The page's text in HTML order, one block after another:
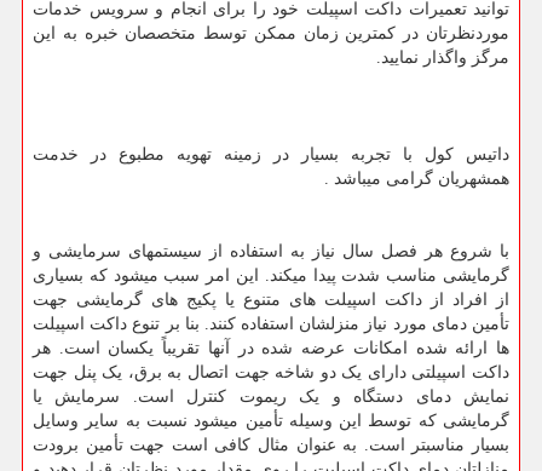
توانید تعمیرات داکت اسپیلت خود را برای انجام و سرویس خدمات
موردنظرتان در کمترین زمان ممکن توسط متخصصان خبره به این
مرگز واگذار نمایید.
داتیس کول با تجربه بسیار در زمینه تهویه مطبوع در خدمت
همشهریان گرامی میباشد .
با شروع هر فصل سال نیاز به استفاده از سیستمهای سرمایشی و
گرمایشی مناسب شدت پیدا میکند. این امر سبب میشود که بسیاری
از افراد از داکت اسپیلت های متنوع یا پکیج های گرمایشی جهت
تأمین دمای مورد نیاز منزلشان استفاده کنند. بنا بر تنوع داکت اسپیلت
ها ارائه شده امکانات عرضه شده در آنها تقریباً یکسان است. هر
داکت اسپیلتی دارای یک دو شاخه جهت اتصال به برق، یک پنل جهت
نمایش دمای دستگاه و یک ریموت کنترل است. سرمایش یا
گرمایشی که توسط این وسیله تأمین میشود نسبت به سایر وسایل
بسیار مناسبتر است. به عنوان مثال کافی است جهت تأمین برودت